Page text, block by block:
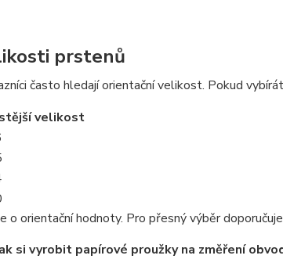
prstenů
často hledají orientační velikost. Pokud
velikost
o orientační hodnoty. Pro přesný výběr
si vyrobit papírové proužky na změření